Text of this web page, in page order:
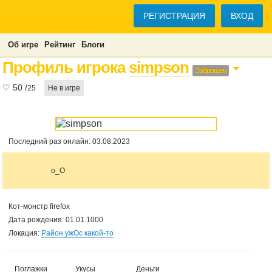
РЕГИСТРАЦИЯ ВХОД
Об игре Рейтинг Блоги
Профиль игрокаsimpson Заброшен
♡50 /25 Не в игре
Последний раз онлайн: 03.08.2023
o_O
Кот-монстр firefox
Дата рождения: 01.01.1000
Локация: Район ужОс какой-то
Поглажки Укусы Деньги